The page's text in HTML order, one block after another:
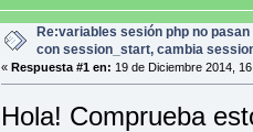
Re:variables sesión php no pasan
con session_start, cambia
« Respuesta #1 en: 19 de Diciembre 2014,
Hola! Comprueba